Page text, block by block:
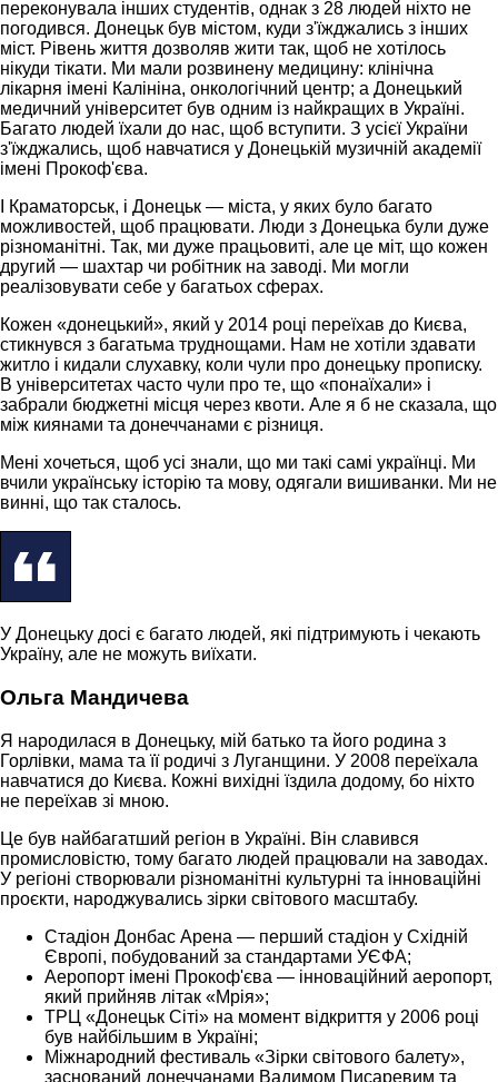
переконувала інших студентів, однак з 28 людей ніхто не
погодився. Донецьк був містом, куди з'їжджались з інших
міст. Рівень життя дозволяв жити так, щоб не хотілось
нікуди тікати. Ми мали розвинену медицину: клінічна
лікарня імені Калініна, онкологічний центр; а Донецький
медичний університет був одним із найкращих в Україні.
Багато людей їхали до нас, щоб вступити. З усієї України
з'їжджались, щоб навчатися у Донецькій музичній академії
імені Прокоф'єва.
І Краматорськ, і Донецьк — міста, у яких було багато
можливостей, щоб працювати. Люди з Донецька були дуже
різноманітні. Так, ми дуже працьовиті, але це міт, що кожен
другий — шахтар чи робітник на заводі. Ми могли
реалізовувати себе у багатьох сферах.
Кожен «донецький», який у 2014 році переїхав до Києва,
стикнувся з багатьма труднощами. Нам не хотіли здавати
житло і кидали слухавку, коли чули про донецьку прописку.
В університетах часто чули про те, що «понаїхали» і
забрали бюджетні місця через квоти. Але я б не сказала, що
між киянами та донеччанами є різниця.
Мені хочеться, щоб усі знали, що ми такі самі українці. Ми
вчили українську історію та мову, одягали вишиванки. Ми не
винні, що так сталось.
У Донецьку досі є багато людей, які підтримують і чекають
Україну, але не можуть виїхати.
Ольга Мандичева
Я народилася в Донецьку, мій батько та його родина з
Горлівки, мама та її родичі з Луганщини. У 2008 переїхала
навчатися до Києва. Кожні вихідні їздила додому, бо ніхто
не переїхав зі мною.
Це був найбагатший регіон в Україні. Він славився
промисловістю, тому багато людей працювали на заводах.
У регіоні створювали різноманітні культурні та інноваційні
проєкти, народжувались зірки світового масштабу.
Стадіон Донбас Арена — перший стадіон у Східній
Європі, побудований за стандартами УЄФА;
Аеропорт імені Прокоф'єва — інноваційний аеропорт,
який прийняв літак «Мрія»;
ТРЦ «Донецьк Сіті» на момент відкриття у 2006 році
був найбільшим в Україні;
Міжнародний фестиваль «Зірки світового балету»,
заснований донеччанами Вадимом Писаревим та